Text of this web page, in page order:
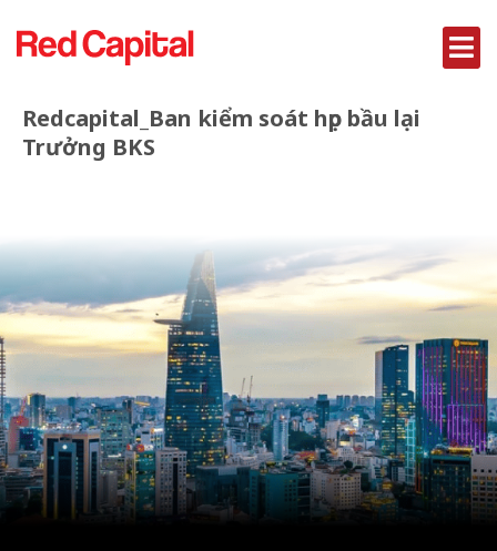
Redcapital_Ban kiểm soát họp bầu lại
Trưởng BKS